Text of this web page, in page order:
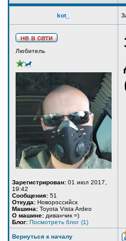
kot_
Любитель
Зарегистрирован: 01 июл 2017,
19:42
Сообщения: 51
Откуда: Новороссийск
Машина: Toyota Vista Ardeo
О машине: диванчик =)
Блог: Посмотреть блог (1)
Вернуться к началу